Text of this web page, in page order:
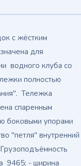
с жёстким
для
водного клуба со
полностью
Тележка
спаренным
боковыми упорами
"петля" внутренний
9465; - ширина